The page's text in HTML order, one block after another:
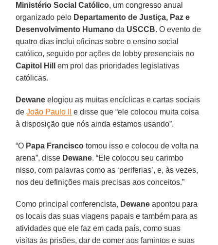
Ministério Social Católico, um congresso anual
organizado pelo Departamento de Justiça, Paz e
Desenvolvimento Humano da USCCB. O evento de
quatro dias inclui oficinas sobre o ensino social
católico, seguido por ações de lobby presenciais no
Capitol Hill
em prol das prioridades legislativas
católicas.
Dewane elogiou as muitas encíclicas e cartas sociais
deJoão Paulo II
e disse que “ele colocou muita coisa
à disposição que nós ainda estamos usando”.
“O Papa Francisco tomou isso e colocou de volta na
arena”, disse Dewane. “Ele colocou seu carimbo
nisso, com palavras como as ‘periferias’, e, às vezes,
nos deu definições mais precisas aos conceitos.”
Como principal conferencista, Dewane apontou para
os locais das suas viagens papais e também para as
atividades que ele faz em cada país, como suas
visitas às prisões, dar de comer aos famintos e suas